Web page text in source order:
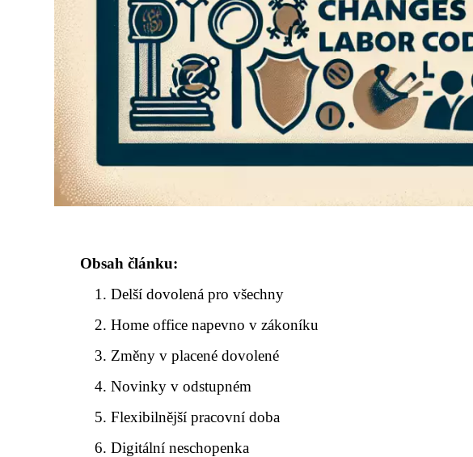
Obsah článku:
Delší dovolená pro všechny
Home office napevno v zákoníku
Změny v placené dovolené
Novinky v odstupném
Flexibilnější pracovní doba
Digitální neschopenka